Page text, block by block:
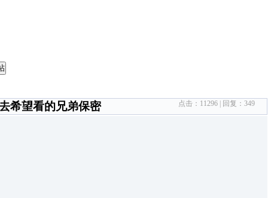
希望看的兄弟保密 点击： 11296 | 回复： 349